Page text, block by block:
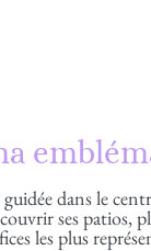
dans le
ses patios,
les plus